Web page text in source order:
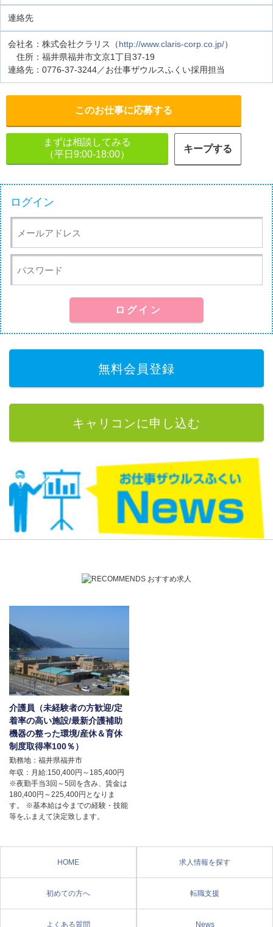
連絡先
会社名：株式会社クラリス（http://www.claris-corp.co.jp/）
住所：福井県福井市文京1丁目37-19
連絡先：0776-37-3244／お仕事ザウルスふくい採用担当
このお仕事に応募する
まずは相談してみる
（平日9:00-18:00）
キープする
ログイン
無料会員登録
キャリコンに申し込む
介護員（未経験者の方歓迎/定
着率の高い施設/最新介護補助
機器の整った環境/産休＆育休
制度取得率100％）
勤務地：福井県福井市
年収：月給:150,400円～185,400円
※夜勤手当3回～5回を含み、賃金は
180,400円～225,400円となりま
す。 ※基本給は今までの経験・技能
等をふまえて決定致します。
HOME 求人情報を探す
初めての方へ 転職支援
よくある質問 News